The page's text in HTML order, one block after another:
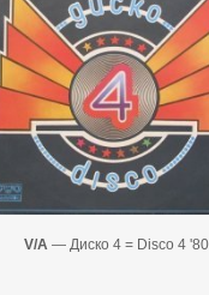
V/A— Диско 4 = Disco 4 '80